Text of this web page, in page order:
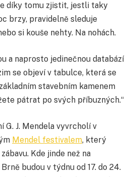
díky tomu zjistit, jestli taky
brzy, pravidelně sleduje
si kouše nehty. Na nohách.
a naprosto jedinečnou databází
se objeví v tabulce, která se
stavebním kamenem
pátrat po svých příbuzných.“
G. J. Mendela vyvrcholí v
Mendel festivalem, který
Kde jinde než na
budou v týdnu od 17. do 24.